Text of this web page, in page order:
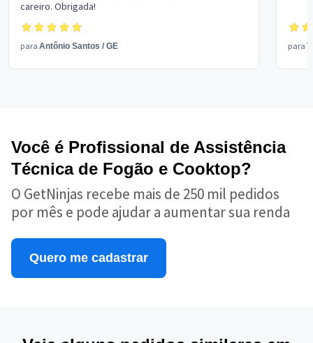
careiro. Obrigada!
para Antônio Santos / GE para
Você é Profissional de Assistência
Técnica de Fogão e Cooktop?
O GetNinjas recebe mais de 250 mil pedidos
por mês e pode ajudar a aumentar sua renda
Quero me cadastrar